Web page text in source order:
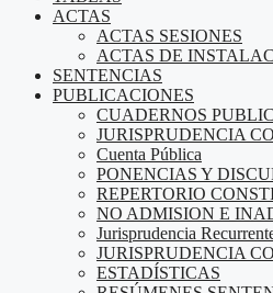
ACTAS
ACTAS SESIONES
ACTAS DE
SENTENCIAS
PUBLICACIONES
CUADERNOS
JURISPRUDENCIA
Cuenta Pública
PONENCIAS Y
REPERTORIO
NO ADMISION E
Jurisprudencia
JURISPRUDENCIA
ESTADÍSTICAS